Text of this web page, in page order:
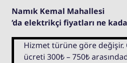
Namık Kemal Mahallesi
’da elektrikçi fiyatları ne
Hizmet türüne göre değişir.
ücreti 300₺ – 750₺